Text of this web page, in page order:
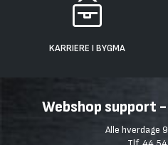
KARRIERE I BYGMA
Webshop support
Alle hverdage